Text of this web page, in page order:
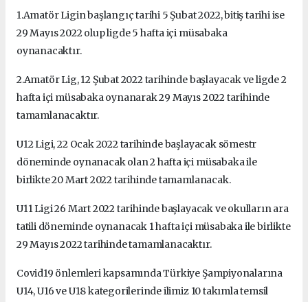
1.Amatör Ligin başlangıç tarihi 5 Şubat 2022, bitiş tarihi ise
29 Mayıs 2022 olup ligde 5 hafta içi müsabaka
oynanacaktır.
2.Amatör Lig, 12 Şubat 2022 tarihinde başlayacak ve ligde 2
hafta içi müsabaka oynanarak 29 Mayıs 2022 tarihinde
tamamlanacaktır.
U12 Ligi, 22 Ocak 2022 tarihinde başlayacak sömestr
döneminde oynanacak olan 2 hafta içi müsabaka ile
birlikte 20 Mart 2022 tarihinde tamamlanacak.
U11 Ligi 26 Mart 2022 tarihinde başlayacak ve okulların ara
tatili döneminde oynanacak 1 hafta içi müsabaka ile birlikte
29 Mayıs 2022 tarihinde tamamlanacaktır.
Covid19 önlemleri kapsamında Türkiye Şampiyonalarına
U14, U16 ve U18 kategorilerinde ilimiz 10 takımla temsil